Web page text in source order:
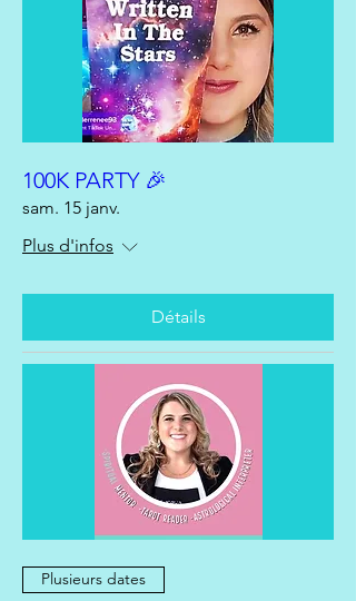
100K PARTY 🎉
sam. 15 janv.
Plus d'infos
Détails
Plusieurs dates